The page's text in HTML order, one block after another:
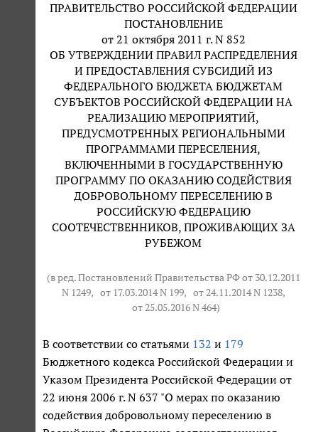
ПРАВИТЕЛЬСТВО РОССИЙСКОЙ ФЕДЕРАЦИИ
ПОСТАНОВЛЕНИЕ
от 21 октября 2011 г. N 852
ОБ УТВЕРЖДЕНИИ ПРАВИЛ РАСПРЕДЕЛЕНИЯ
И ПРЕДОСТАВЛЕНИЯ СУБСИДИЙ ИЗ
ФЕДЕРАЛЬНОГО БЮДЖЕТА БЮДЖЕТАМ
СУБЪЕКТОВ РОССИЙСКОЙ ФЕДЕРАЦИИ НА
РЕАЛИЗАЦИЮ МЕРОПРИЯТИЙ,
ПРЕДУСМОТРЕННЫХ РЕГИОНАЛЬНЫМИ
ПРОГРАММАМИ ПЕРЕСЕЛЕНИЯ,
ВКЛЮЧЕННЫМИ В ГОСУДАРСТВЕННУЮ
ПРОГРАММУ ПО ОКАЗАНИЮ СОДЕЙСТВИЯ
ДОБРОВОЛЬНОМУ ПЕРЕСЕЛЕНИЮ В
РОССИЙСКУЮ ФЕДЕРАЦИЮ
СООТЕЧЕСТВЕННИКОВ, ПРОЖИВАЮЩИХ ЗА
РУБЕЖОМ
(в ред. Постановлений Правительства РФ от 30.12.2011
N 1249, от 17.03.2014 N 199, от 24.11.2014 N 1238,
от 25.05.2016 N 464)
В соответствии со статьями 132 и 179
Бюджетного кодекса Российской Федерации и
Указом Президента Российской Федерации от
22 июня 2006 г. N 637 "О мерах по оказанию
содействия добровольному переселению в